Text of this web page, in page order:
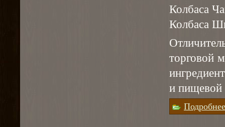
Колбаса
Колбаса
торговой
и пищевой
Подробнее